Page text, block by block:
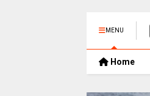
MENU
Home